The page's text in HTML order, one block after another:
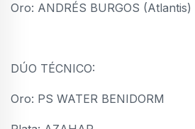
Oro: ANDRÉS BURGOS (Atlantis)
DÚO TÉCNICO:
Oro: PS WATER BENIDORM